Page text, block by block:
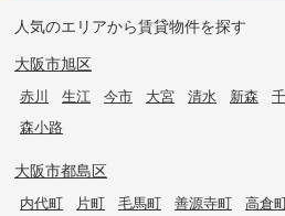
人気のエリアから賃貸物件を探す
大阪市旭区
赤川 生江 今市 大宮 清水 新森
森小路
大阪市都島区
内代町 片町 毛馬町 善源寺町 高倉